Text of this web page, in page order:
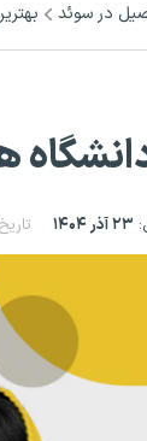
در سوئد
۲۳ آذر ۱۴۰۴ تاریخ